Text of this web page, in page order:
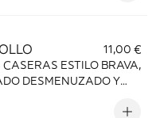
11,00 €
CASERAS ESTILO BRAVA,
DESMENUZADO Y